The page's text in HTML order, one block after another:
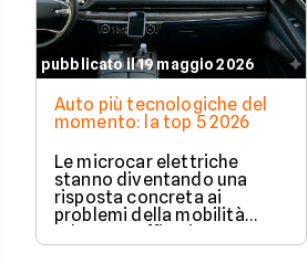
pubblicato il 19 maggio 2026
Auto più tecnologiche del
momento: la top 5 2026
Le microcar elettriche
stanno diventando una
risposta concreta ai
problemi della mobilità
urbana: traffico intenso,
parcheggi limitati e costi di